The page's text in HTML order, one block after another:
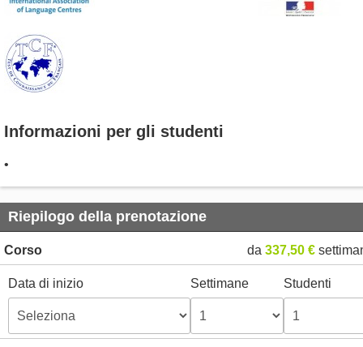
Informazioni per gli studenti
•
Riepilogo della prenotazione
Corso da 337,50 €
Data di inizio Settimane Studenti